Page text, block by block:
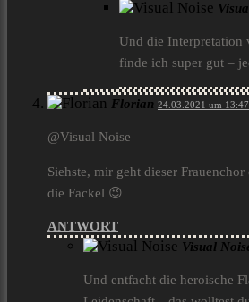
Und die Interpretation
finde ich super gut –
Florian 24.03.2021 um 13:47
@Visual Noise
Siehste, mir geht dieser
die Fackel 😉
ANTWORT
Visual
Und entfacht die heroische